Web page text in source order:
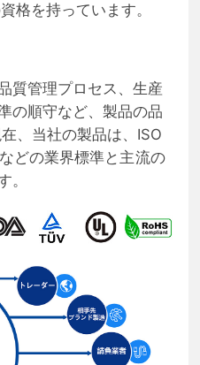
格を持っています。
質管理プロセス、生産
の順守など、製品の品
、当社の製品は、ISO
どの業界標準と主流の
。